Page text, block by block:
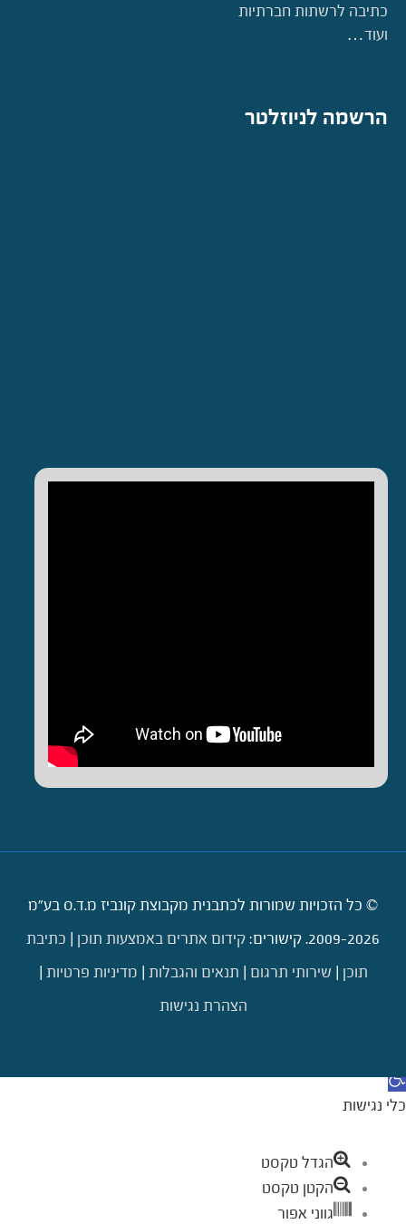
כתיבה לרשתות חברתיות
ועוד…
הרשמה לניוזלטר
© כל הזכויות שמורות לכתבנית מקבוצת קונביז מ.ד.ס בע"מ
2009-2026. קישורים:
קידום אתרים באמצעות תוכן
כתיבת
תוכן
שירותי תרגום תנאים והגבלות מדיניות פרטיות
הצהרת נגישות
פתח סרגל נגישות
כלי נגישות
הגדל טקסט
הקטן טקסט
גווני אפור